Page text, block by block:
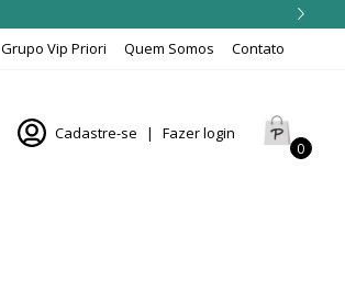
Grupo Vip Priori Quem Somos Contato
Cadastre-se | Fazer login
0